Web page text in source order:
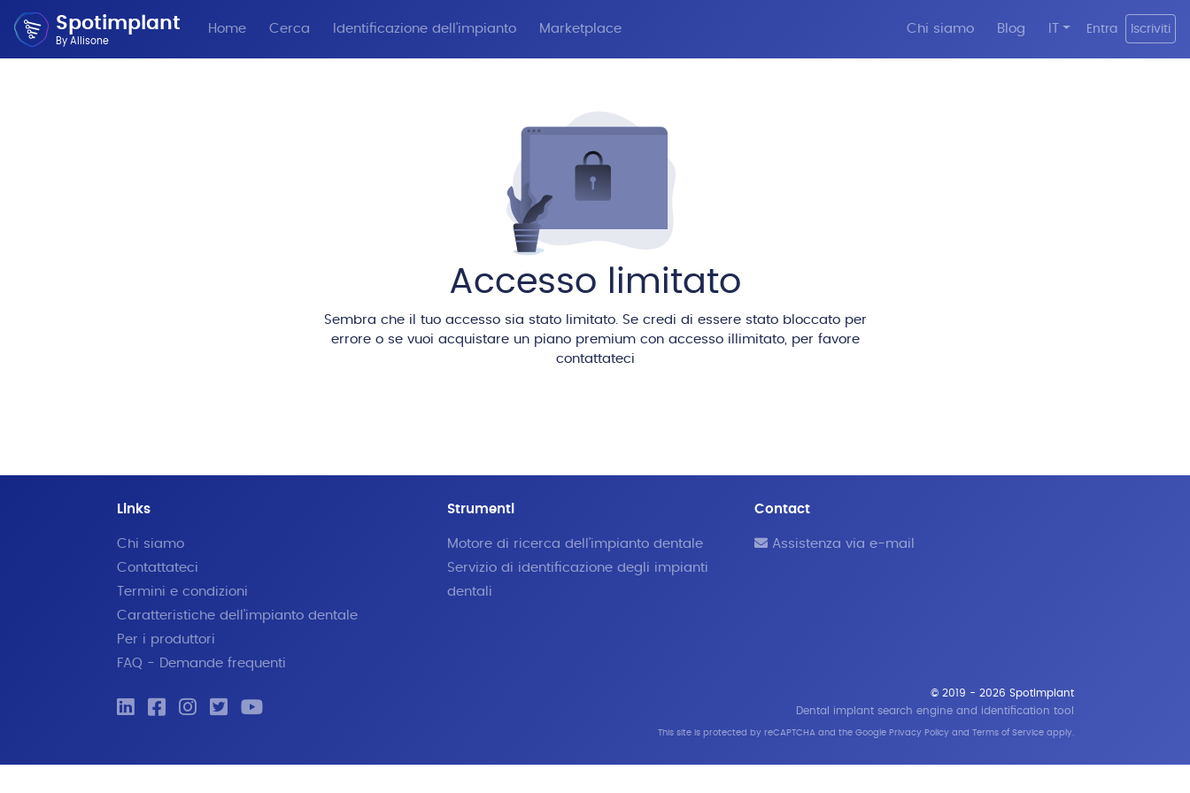
Spotimplant
By Allisone
Home Cerca Identificazione dell'impianto Marketplace Chi siamo Blog Entra Iscriviti
Accesso limitato
Sembra che il tuo accesso sia stato limitato. Se credi di essere stato bloccato per
errore o se vuoi acquistare un piano premium con accesso illimitato, per favore
contattateci
Links
Chi siamo
Contattateci
Termini e condizioni
Caratteristiche dell'impianto dentale
Per i produttori
FAQ - Demande frequenti
Strumenti
Motore di ricerca dell'impianto dentale
Servizio di identificazione degli impianti
dentali
Contact
Assistenza via e-mail
© 2019 - 2026 SpotImplant
Dental implant search engine and identification tool
This site is protected by reCAPTCHA and the Google Privacy Policy and Terms of Serviceapply.